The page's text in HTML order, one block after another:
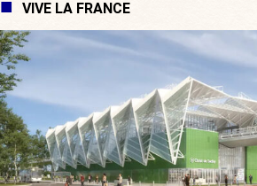
VIVE LA FRANCE